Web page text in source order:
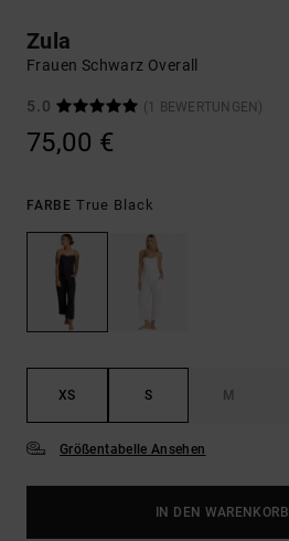
Zula
Frauen Schwarz Overall
5.0 (1 BEWERTUNGEN)
75,00 €
FARBE True Black
XS S M
Größentabelle Ansehen
IN DEN WARENKORB